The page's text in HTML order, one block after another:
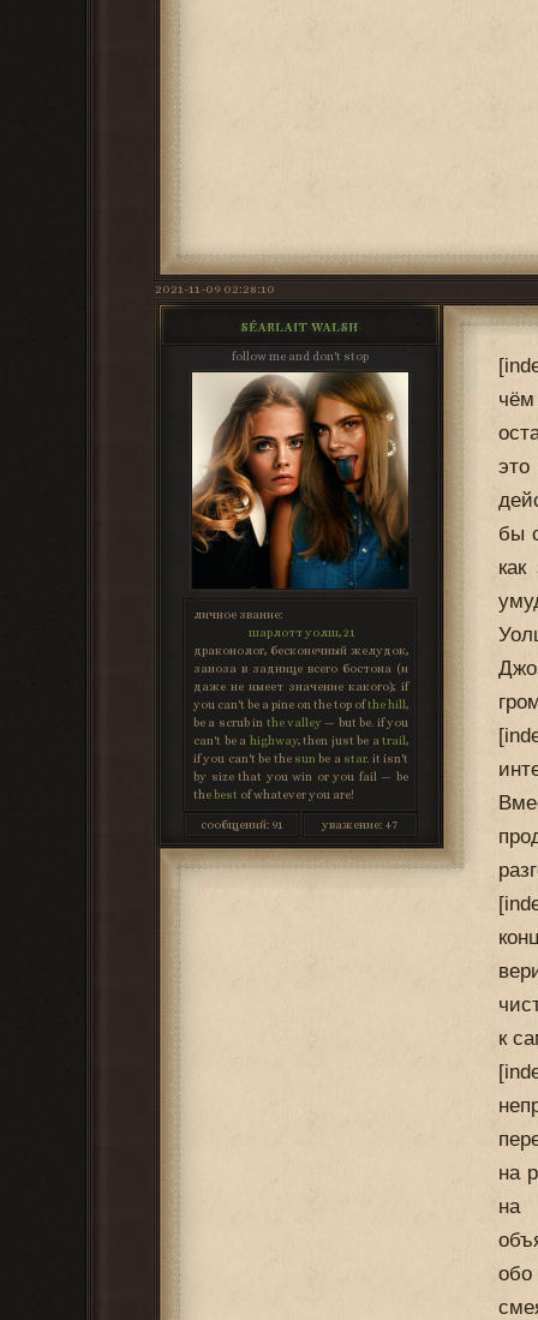
2021-11-09 02:28:10
SÉARLAIT WALSH
follow me and don't stop
личное звание:
шарлотт уолш, 21
драконолог, бесконечный желудок,
заноза в заднице всего бостона (и
даже не имеет значение какого); if
you can't be a pine on the top ofthe hill,
be a scrub in the valley — but be. if you
can't be a highway, then just be a trail,
if you can't be the sun be a star. it isn't
by size that you win or you fail — be
thebest of whatever you are!
сообщений:91 уважение: +7
чём
бы
к
на
на